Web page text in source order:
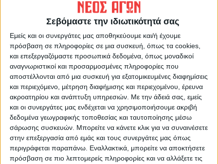
Σεβόμαστε την ιδιωτικότητά σας
Εμείς και οι συνεργάτες μας αποθηκεύουμε και/ή έχουμε
πρόσβαση σε πληροφορίες σε μια συσκευή, όπως τα cookies,
και επεξεργαζόμαστε προσωπικά δεδομένα, όπως μοναδικοί
αναγνωριστικοί και προσαρμοσμένες πληροφορίες που
αποστέλλονται από μια συσκευή για εξατομικευμένες διαφημίσεις
και περιεχόμενο, μέτρηση διαφήμισης και περιεχομένου, έρευνα
ακροατηρίου και ανάπτυξη υπηρεσιών. Με την άδειά σας, εμείς
και οι συνεργάτες μας ενδέχεται να χρησιμοποιήσουμε ακριβή
δεδομένα γεωγραφικής τοποθεσίας και ταυτοποίησης μέσω
σάρωσης συσκευών. Μπορείτε να κάνετε κλικ για να συναινέσετε
στην επεξεργασία από εμάς και τους συνεργάτες μας όπως
περιγράφεται παραπάνω. Εναλλακτικά, μπορείτε να αποκτήσετε
πρόσβαση σε πιο λεπτομερείς πληροφορίες και να αλλάξετε τις
Η έγκαιρη και ψύχραιμη παρέμβασή του
αποδείχθηκε καθοριστική, αναδεικνύοντας
για ακόμη μία φορά τον κομβικό ρόλο των
διασωστών, οι οποίοι παραμένουν σε
ετοιμότητα
ακόμη και εκτός υπηρεσίας, με μοναδικό
γνώμονα την προστασία της ανθρώπινης
ζωής.
Αξίζει να σημειωθεί ότι το επαρχιακό οδικό
δίκτυο της περιοχής έχει επιβαρυνθεί